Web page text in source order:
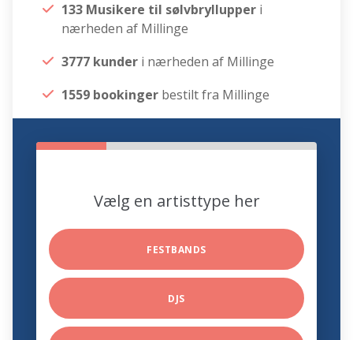
133 Musikere til sølvbryllupper i
nærheden af Millinge
3777 kunder i nærheden af Millinge
1559 bookinger bestilt fra Millinge
Vælg en artisttype her
FESTBANDS
DJS